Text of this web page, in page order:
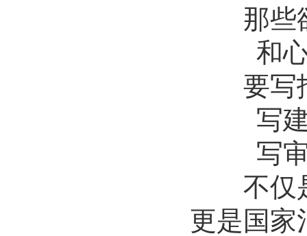
那些欲
和心
要写报
写建
写审
不仅是
更是国家治